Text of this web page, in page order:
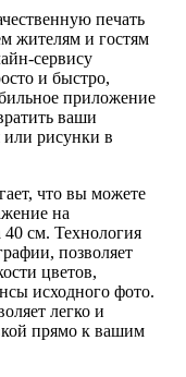
печать
жителям и гостям
сервису
и быстро,
приложение
ваши
рисунки в
что вы можете
на
40 см. Технология
позволяет
цветов,
исходного фото.
легко и
прямо к вашим